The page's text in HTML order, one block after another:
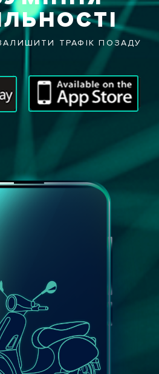
ТРАФІК ПОЗАДУ